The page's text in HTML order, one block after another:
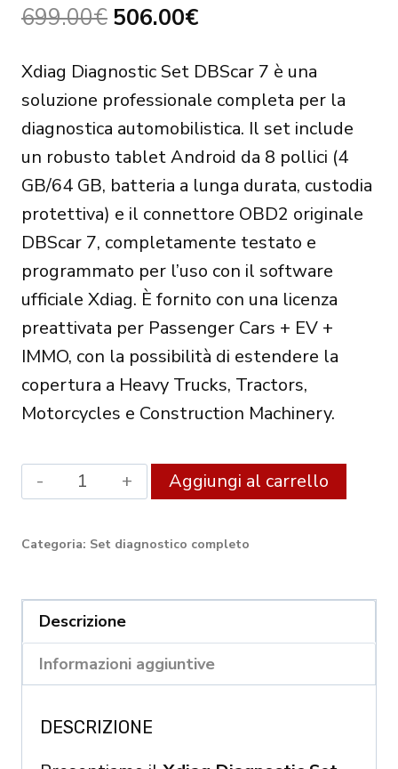
699.00€ Original
was:
699.00€.
506.00€
is:
506.00€.
Xdiag Diagnostic Set DBScar 7 è una
soluzione professionale completa per la
diagnostica automobilistica. Il set include
un robusto tablet Android da 8 pollici (4
GB/64 GB, batteria a lunga durata, custodia
protettiva) e il connettore OBD2 originale
DBScar 7, completamente testato e
programmato per l’uso con il software
ufficiale Xdiag. È fornito con una licenza
preattivata per Passenger Cars + EV +
IMMO, con la possibilità di estendere la
copertura a Heavy Trucks, Tractors,
Motorcycles e Construction Machinery.
XDIAG
PRO
DIAGNOSTIC
7
–
PROFESSIONAL
WITH
FULL
Aggiungi al carrello
Categoria: Set diagnostico completo
Descrizione
Informazioni aggiuntive
DESCRIZIONE